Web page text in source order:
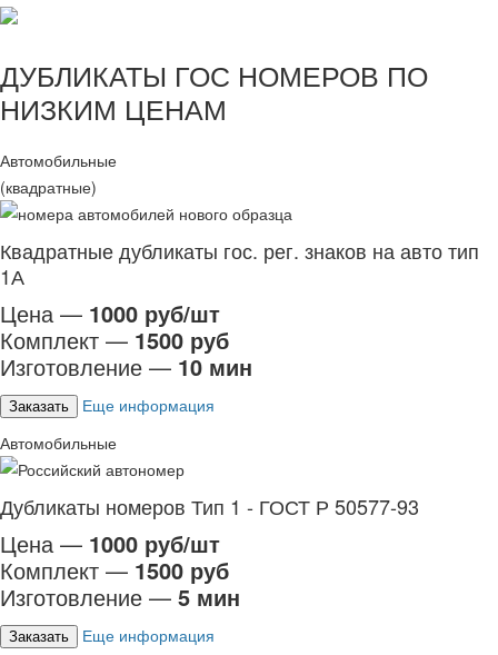
ДУБЛИКАТЫ ГОС НОМЕРОВ ПО
НИЗКИМ ЦЕНАМ
Автомобильные
(квадратные)
Квадратные дубликаты гос. рег. знаков на авто тип
1А
Цена — 1000 руб/шт
Комплект — 1500 руб
Изготовление — 10 мин
Заказать
Еще информация
Автомобильные
Дубликаты номеров Тип 1 - ГОСТ Р 50577-93
Цена — 1000 руб/шт
Комплект — 1500 руб
Изготовление — 5 мин
Заказать
Еще информация